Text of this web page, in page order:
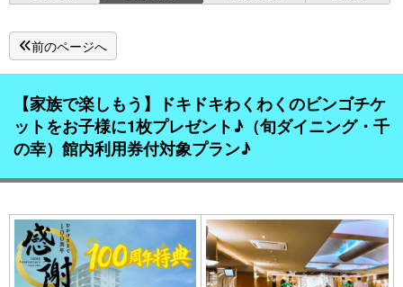
前のページへ
【家族で楽しもう】ドキドキわくわくのビンゴチケ
ットをお子様に1枚プレゼント♪（旬ダイニング・千
の幸）館内利用券付対象プラン♪